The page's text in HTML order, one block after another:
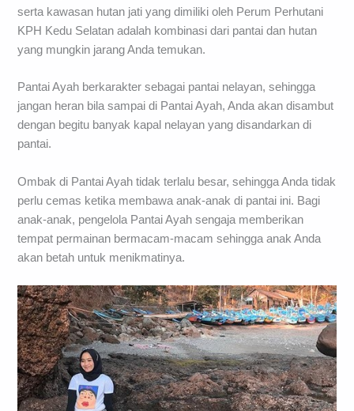
serta kawasan hutan jati yang dimiliki oleh Perum Perhutani
KPH Kedu Selatan adalah kombinasi dari pantai dan hutan
yang mungkin jarang Anda temukan.
Pantai Ayah berkarakter sebagai pantai nelayan, sehingga
jangan heran bila sampai di Pantai Ayah, Anda akan disambut
dengan begitu banyak kapal nelayan yang disandarkan di
pantai.
Ombak di Pantai Ayah tidak terlalu besar, sehingga Anda tidak
perlu cemas ketika membawa anak-anak di pantai ini. Bagi
anak-anak, pengelola Pantai Ayah sengaja memberikan
tempat permainan bermacam-macam sehingga anak Anda
akan betah untuk menikmatinya.